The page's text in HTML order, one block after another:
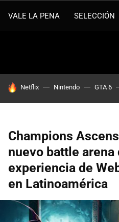
VALE LA PENA SELECCIÓN
HOY SE HABLA DE
Netflix Nintendo GTA 6
Champions
nuevo battle arena
experiencia de
en Latinoamérica